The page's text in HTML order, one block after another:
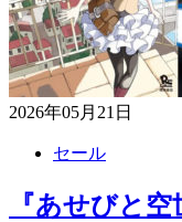
2026年05月21日
セール
『あせびと